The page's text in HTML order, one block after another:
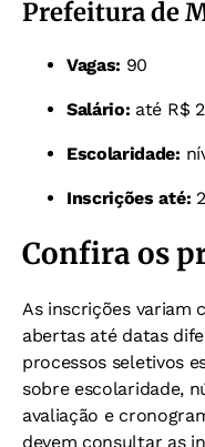
Prefeitura de
Vagas: 90
Salário: até R$
Escolaridade:
Inscrições até:
Confira os
As inscrições variam
abertas até datas
processos seletivos
sobre escolaridade,
avaliação e
devem consultar as